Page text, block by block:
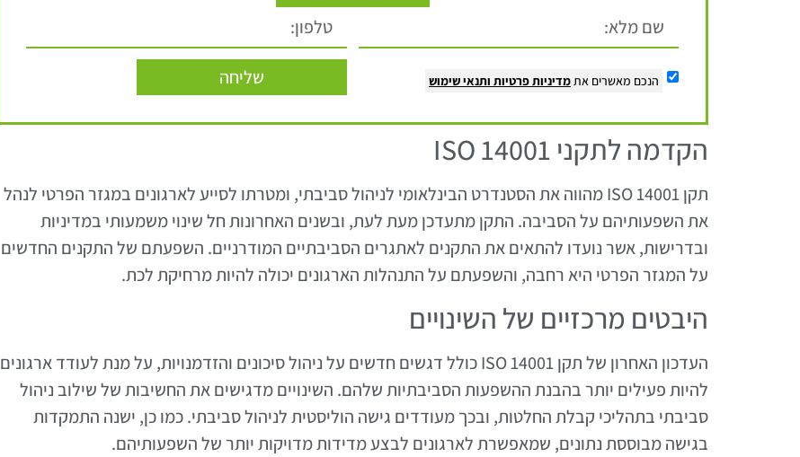
הנכם מאשרים אתמדיניות פרטיות ותנאי שימוש שליחה
הקדמה לתקני ISO 14001
תקן ISO 14001 מהווה את הסטנדרט הבינלאומי לניהול סביבתי, ומטרתו לסייע לארגונים במגזר הפרטי לנהל
את השפעותיהם על הסביבה. התקן מתעדכן מעת לעת, ובשנים האחרונות חל שינוי משמעותי במדיניות
ובדרישות, אשר נועדו להתאים את התקנים לאתגרים הסביבתיים המודרניים. השפעתם של התקנים החדשים
על המגזר הפרטי היא רחבה, והשפעתם על התנהלות הארגונים יכולה להיות מרחיקת לכת.
היבטים מרכזיים של השינויים
העדכון האחרון של תקן ISO 14001 כולל דגשים חדשים על ניהול סיכונים והזדמנויות, על מנת לעודד ארגונים
להיות פעילים יותר בהבנת ההשפעות הסביבתיות שלהם. השינויים מדגישים את החשיבות של שילוב ניהול
סביבתי בתהליכי קבלת החלטות, ובכך מעודדים גישה הוליסטית לניהול סביבתי. כמו כן, ישנה התמקדות
בגישה מבוססת נתונים, שמאפשרת לארגונים לבצע מדידות מדויקות יותר של השפעותיהם.